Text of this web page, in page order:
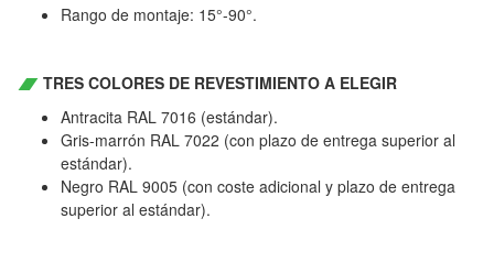
Rango de montaje: 15°-90°.
TRES COLORES DE REVESTIMIENTO A ELEGIR
Antracita RAL 7016 (estándar).
Gris-marrón RAL 7022 (con plazo de entrega superior al
estándar).
Negro RAL 9005 (con coste adicional y plazo de entrega
superior al estándar).